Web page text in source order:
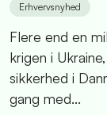
Erhvervsnyhed
Flere end en
krigen i
sikkerhed i
gang med...